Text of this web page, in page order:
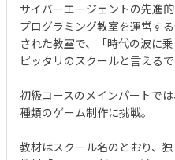
サイバーエージェントの先進
プログラミング教室を運営す
された教室で、「時代の波に
ピッタリのスクールと言えるで
初級コースのメインパートで
種類のゲーム制作に挑戦。
教材はスクール名のとおり、